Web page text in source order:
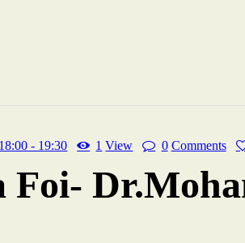
- 19:30 1 View 0 Comments
Foi-